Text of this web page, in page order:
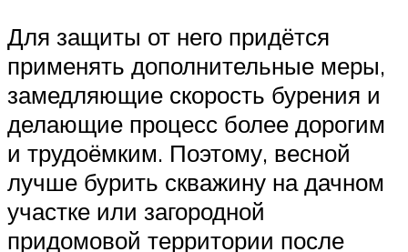
Для защиты от него придётся
применять дополнительные меры,
замедляющие скорость бурения и
делающие процесс более дорогим
и трудоёмким. Поэтому, весной
лучше бурить скважину на дачном
участке или загородной
придомовой территории после